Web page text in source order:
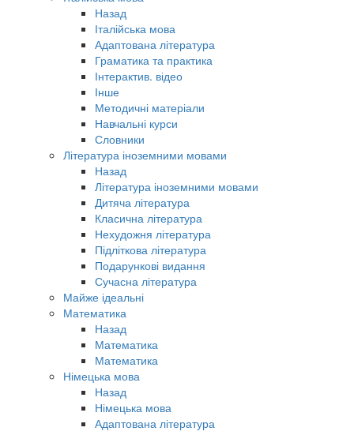
Назад
Італійська мова
Адаптована література
Граматика та практика
Інтерактив. відео
Інше
Методичні матеріали
Навчальні курси
Словники
Література іноземними мовами
Назад
Література іноземними мовами
Дитяча література
Класична література
Нехудожня література
Підліткова література
Подарункові видання
Сучасна література
Майже ідеальні
Математика
Назад
Математика
Математика
Німецька мова
Назад
Німецька мова
Адаптована література